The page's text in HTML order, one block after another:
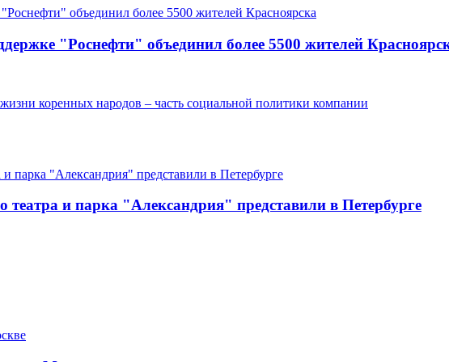
"Роснефти" объединил более 5500 жителей
коренных народов – часть социальной политики компании
театра и парка "Александрия" представили в Петербурге